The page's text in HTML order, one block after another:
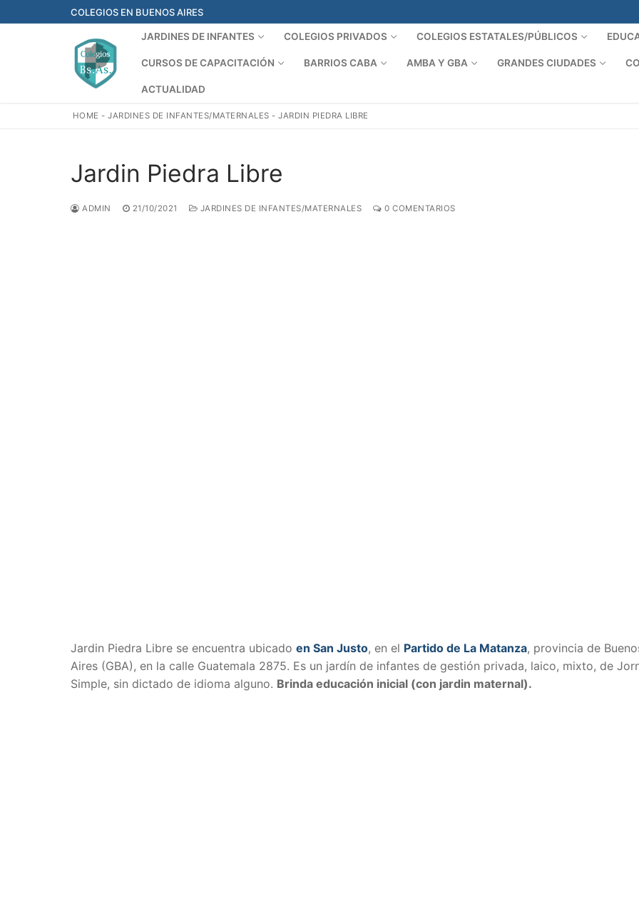
al
COLEGIOS EN BUENOS AIRES
JARDINES DE INFANTES COLEGIOS PRIVADOS COLEGIOS ESTATALES/PÚBLICOS
CURSOS DE CAPACITACIÓN BARRIOS CABA AMBA Y GBA GRANDES CIUDADES
ACTUALIDAD
HOME -JARDINES DE INFANTES/MATERNALES -JARDIN PIEDRA LIBRE
Jardin Piedra Libre
ADMIN 21/10/2021 JARDINES DE INFANTES/MATERNALES 0 COMENTARIOS
Jardin Piedra Libre se encuentra ubicado en San Justo, en el Partido de La Matanza, provincia de
Aires (GBA), en la calle Guatemala 2875. Es un jardín de infantes de gestión privada, laico, mixto, de
Simple, sin dictado de idioma alguno. Brinda educación inicial (con jardin maternal).